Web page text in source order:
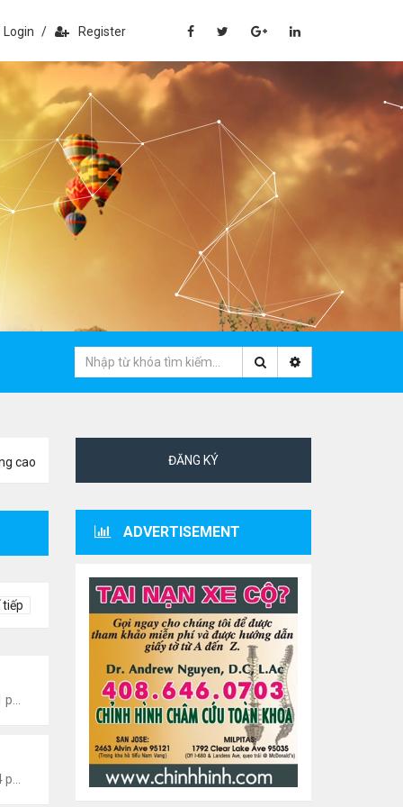
Login / Register
cao
tiếp
ĐĂNG KÝ
ADVERTISEMENT